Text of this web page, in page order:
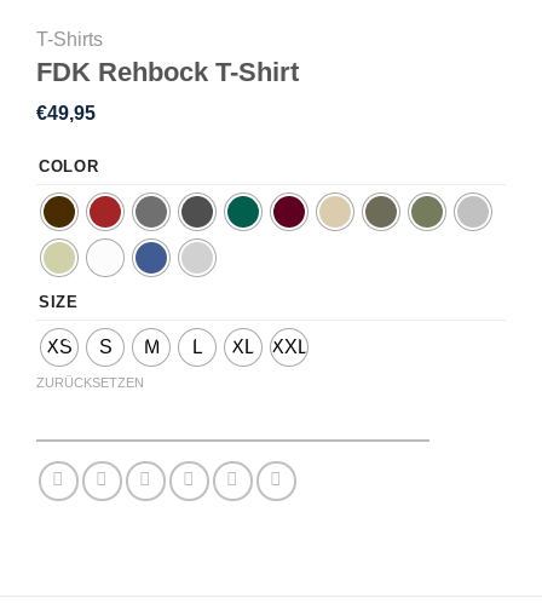
T-Shirts
FDK Rehbock T-Shirt
€49,95
COLOR
SIZE
XS S M L XL XXL
ZURÜCKSETZEN